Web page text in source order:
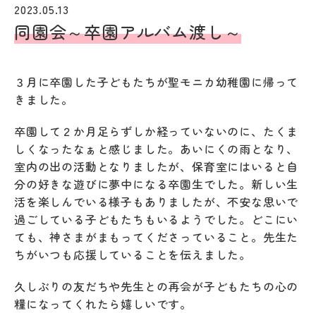
2023.05.13
同園会～卒園アルバム渡し～
３月に卒園した子どもたちが聖モニカ幼稚園に帰って
きました。
卒園して２か月足らずしか経っていないのに、たくま
しくなったなぁと感じました。あいにくの雨となり、
室内の出の活動となりましたが、保育室にはいると自
分の好きな遊びに夢中になる卒園生でした。新しい生
活を楽しんでいる様子もありましたが、不安な思いで
過ごしている子どもたちもいるようでした。どこにい
ても、神さまがまもってくださっていること。先生た
ちがいつも応援していることを伝えました。
久しぶりの友だちや先生との再会が子どもたちの心の
糧になってくれたら嬉しいです。